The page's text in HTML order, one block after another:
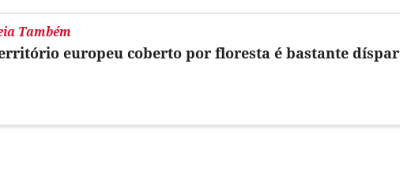
Também
europeu coberto por floresta é bastante díspar